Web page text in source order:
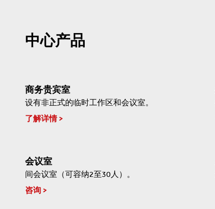
中心产品
商务贵宾室
设有非正式的临时工作区和会议室。
了解详情
会议室
间会议室（可容纳2至30人）。
咨询